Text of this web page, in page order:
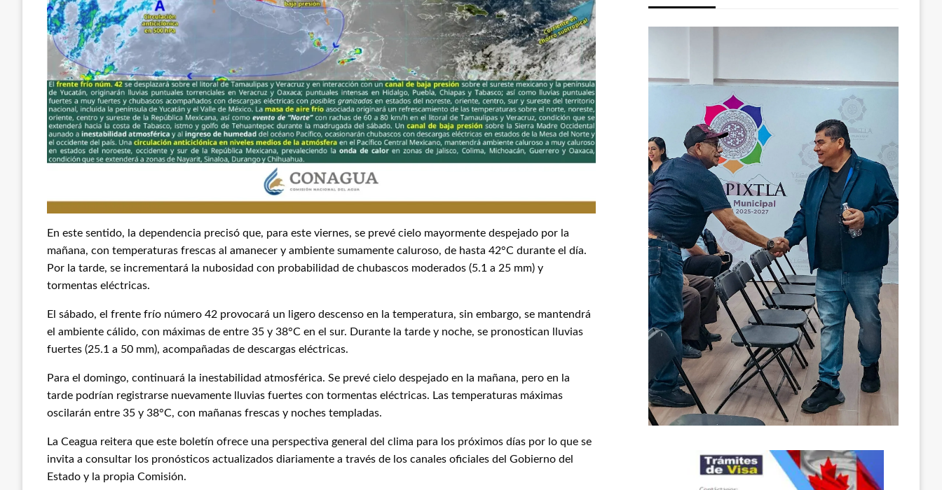
En este sentido, la dependencia precisó que, para este viernes, se prevé cielo mayormente despejado por la
mañana, con temperaturas frescas al amanecer y ambiente sumamente caluroso, de hasta 42°C durante el día.
Por la tarde, se incrementará la nubosidad con probabilidad de chubascos moderados (5.1 a 25 mm) y
tormentas eléctricas.
El sábado, el frente frío número 42 provocará un ligero descenso en la temperatura, sin embargo, se mantendrá
el ambiente cálido, con máximas de entre 35 y 38°C en el sur. Durante la tarde y noche, se pronostican lluvias
fuertes (25.1 a 50 mm), acompañadas de descargas eléctricas.
Para el domingo, continuará la inestabilidad atmosférica. Se prevé cielo despejado en la mañana, pero en la
tarde podrían registrarse nuevamente lluvias fuertes con tormentas eléctricas. Las temperaturas máximas
oscilarán entre 35 y 38°C, con mañanas frescas y noches templadas.
La Ceagua reitera que este boletín ofrece una perspectiva general del clima para los próximos días por lo que se
invita a consultar los pronósticos actualizados diariamente a través de los canales oficiales del Gobierno del
Estado y la propia Comisión.